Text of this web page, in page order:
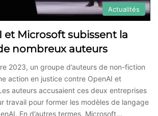
Actualités
et Microsoft subissent la
nombreux auteurs
2023, un groupe d’auteurs de non-fiction
action en justice contre OpenAI et
auteurs accusaient ces deux entreprises
travail pour former les modèles de langage
En d’autres termes, Microsoft…